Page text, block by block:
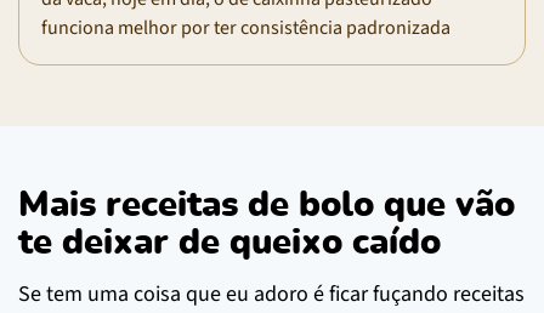
funciona melhor por ter consistência padronizada
Mais receitas de bolo que vão
te deixar de queixo caído
Se tem uma coisa que eu adoro é ficar fuçando receitas